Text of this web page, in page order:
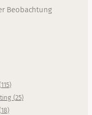
Beobachtung
115)
(25)
18)